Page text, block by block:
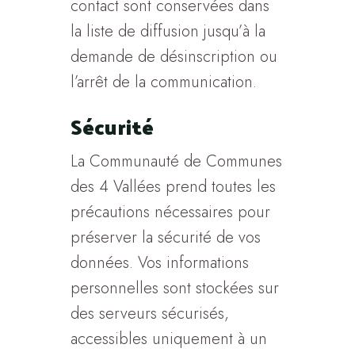
contact sont conservées dans
la liste de diffusion jusqu’à la
demande de désinscription ou
l’arrêt de la communication.
Sécurité
La Communauté de Communes
des 4 Vallées prend toutes les
précautions nécessaires pour
préserver la sécurité de vos
données. Vos informations
personnelles sont stockées sur
des serveurs sécurisés,
accessibles uniquement à un